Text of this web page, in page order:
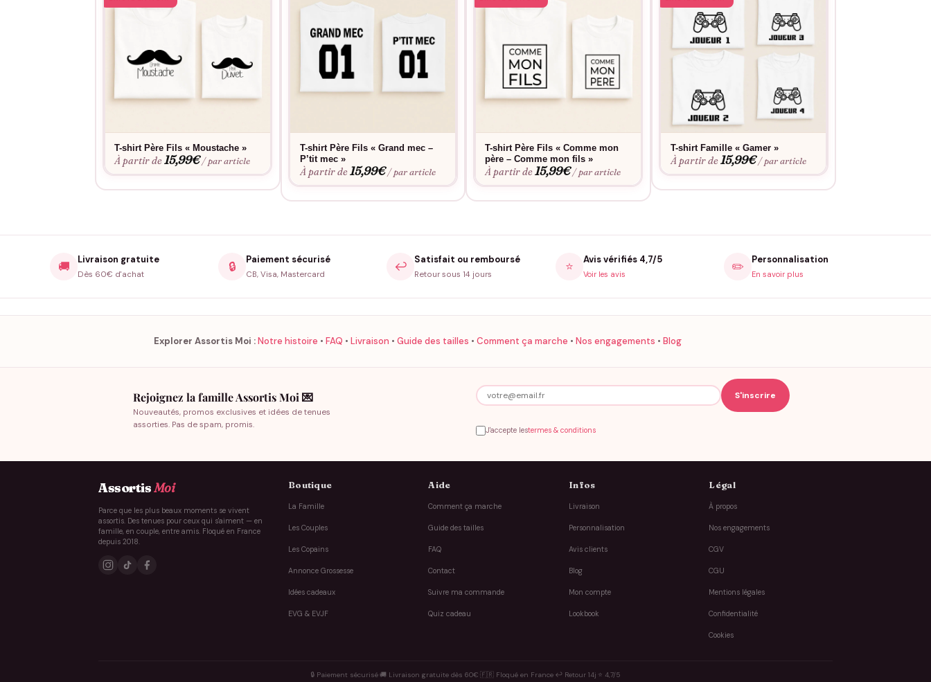
T-shirt Père Fils « Moustache »
À partir de15,99€ / par article
T-shirt Père Fils « Grand mec –
P’tit mec »
À partir de15,99€ / par article
T-shirt Père Fils « Comme mon
père – Comme mon fils »
À partir de15,99€ / par article
T-shirt Famille « Gamer »
À partir de15,99€ / par article
🚚 Livraison gratuite
Dès 60€ d'achat
🔒 Paiement sécurisé
CB, Visa, Mastercard
↩️ Satisfait ou remboursé
Retour sous 14 jours
⭐ Avis vérifiés 4,7/5
Voir les avis ✏️ Personnalisation
En savoir plus
Explorer Assortis Moi :Notre histoire • FAQ • Livraison • Guide des tailles • Comment ça marche • Nos engagements • Blog
Rejoignez la famille Assortis Moi 💌
Nouveautés, promos exclusives et idées de tenues
assorties. Pas de spam, promis.
J'accepte lestermes & conditions
AssortisMoi
Parce que les plus beaux moments se vivent
assortis. Des tenues pour ceux qui s'aiment — en
famille, en couple, entre amis. Floqué en France
depuis 2018.
Boutique
La Famille
Les Couples
Les Copains
Annonce Grossesse
Idées cadeaux
EVG & EVJF
Aide
Comment ça marche
Guide des tailles
FAQ
Contact
Suivre ma commande
Quiz cadeau
Infos
Livraison
Personnalisation
Avis clients
Blog
Mon compte
Lookbook
Légal
À propos
Nos engagements
CGV
CGU
Mentions légales
Confidentialité
Cookies
🔒 Paiement sécurisé🚚 Livraison gratuite dès 60€ 🇫🇷 Floqué en France ↩️ Retour 14j ⭐ 4,7/5